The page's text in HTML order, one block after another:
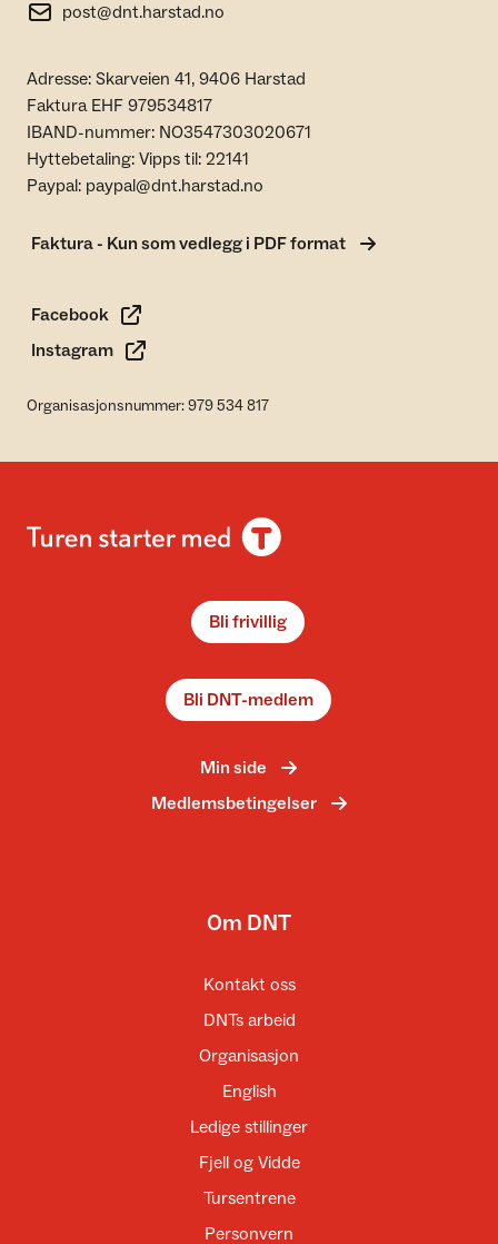
post@dnt.harstad.no
Adresse: Skarveien 41, 9406 Harstad
Faktura EHF 979534817
IBAND-nummer: NO3547303020671
Hyttebetaling: Vipps til: 22141
Paypal: paypal@dnt.harstad.no
Faktura - Kun som vedlegg i PDF format
Facebook
Instagram
Organisasjonsnummer: 979 534 817
Bli frivillig
Bli DNT-medlem
Min side
Medlemsbetingelser
Om DNT
Kontakt oss
DNTs arbeid
Organisasjon
English
Ledige stillinger
Fjell og Vidde
Tursentrene
Personvern